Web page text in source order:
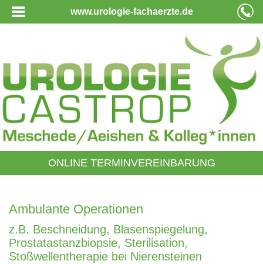
www.urologie-fachaerzte.de
ONLINE TERMINVEREINBARUNG
Ambulante Operationen
z.B. Beschneidung, Blasenspiegelung,
Prostatastanzbiopsie, Sterilisation,
Stoßwellentherapie bei Nierensteinen